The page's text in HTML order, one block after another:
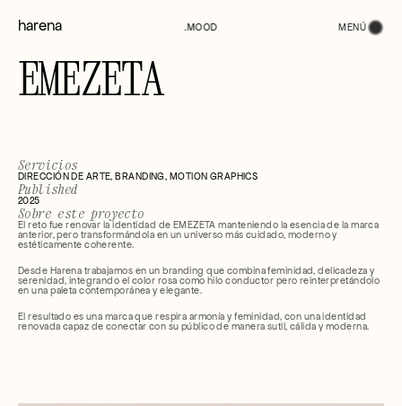
harena .MOOD MENÚ
EMEZETA
Servicios
DIRECCIÓN DE ARTE, BRANDING, MOTION GRAPHICS
Published
2025
Sobre este proyecto
El reto fue renovar la identidad de EMEZETA manteniendo la esencia de la marca
anterior, pero transformándola en un universo más cuidado, moderno y
estéticamente coherente.
Desde Harena trabajamos en un branding que combina feminidad, delicadeza y
serenidad, integrando el color rosa como hilo conductor pero reinterpretándolo
en una paleta contemporánea y elegante.
El resultado es una marca que respira armonía y feminidad, con una identidad
renovada capaz de conectar con su público de manera sutil, cálida y moderna.